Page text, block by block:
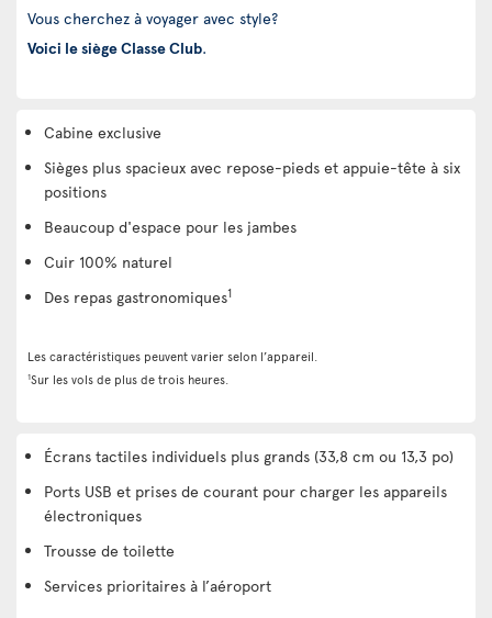
Vous cherchez à voyager avec style?
Voici le siège Classe Club.
Cabine exclusive
Sièges plus spacieux avec repose-pieds et appuie-tête à six
positions
Beaucoup d'espace pour les jambes
Cuir 100% naturel
Des repas gastronomiques1
Les caractéristiques peuvent varier selon l’appareil.
1Sur les vols de plus de trois heures.
Écrans tactiles individuels plus grands (33,8 cm ou 13,3 po)
Ports USB et prises de courant pour charger les appareils
électroniques
Trousse de toilette
Services prioritaires à l’aéroport